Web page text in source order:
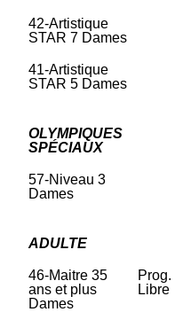
42-Artistique
STAR 7 Dames
41-Artistique
STAR 5 Dames
OLYMPIQUES
SPÉCIAUX
57-Niveau 3
Dames
ADULTE
46-Maitre 35
ans et plus
Dames
Prog.
Libre